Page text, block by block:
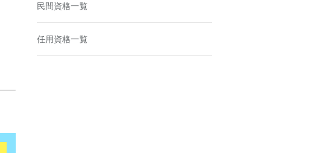
民間資格一覧
任用資格一覧